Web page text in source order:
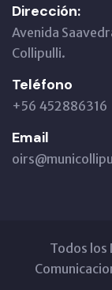
Dirección:
Avenida
Collipulli.
Teléfono
+56 452886316
Email
Todos los